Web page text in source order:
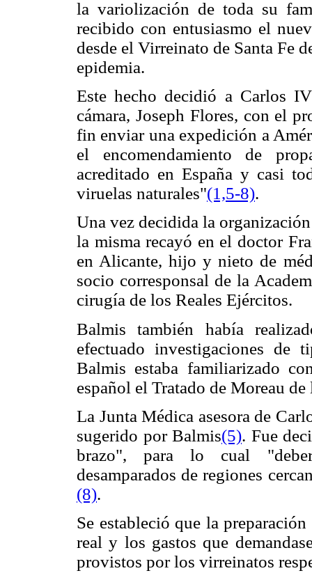
la variolización de toda su
recibido con entusiasmo el
desde el Virreinato de Santa Fe
epidemia.
Este hecho decidió a Carlos
cámara, Joseph Flores, con el
fin enviar una expedición a
el encomendamiento de
acreditado en España y casi
viruelas naturales"(1,5-8).
Una vez decidida la
la misma recayó en el doctor
en Alicante, hijo y nieto de
socio corresponsal de la
cirugía de los Reales Ejércitos.
Balmis también había
efectuado investigaciones de
Balmis estaba familiarizado
español el Tratado de Moreau de
La Junta Médica asesora de
sugerido por Balmis(5). Fue
brazo", para lo cual
desamparados de regiones
(8).
Se estableció que la
real y los gastos que
provistos por los virreinatos